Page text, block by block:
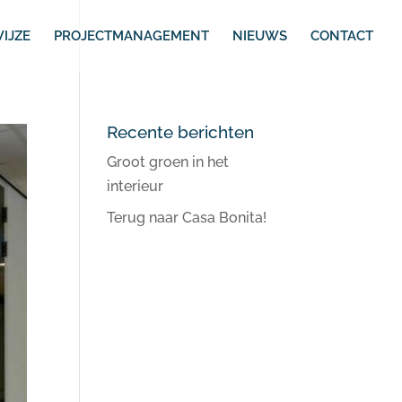
PROJECTMANAGEMENT NIEUWS CONTACT
Recente berichten
Groot groen in het
interieur
Terug naar Casa Bonita!